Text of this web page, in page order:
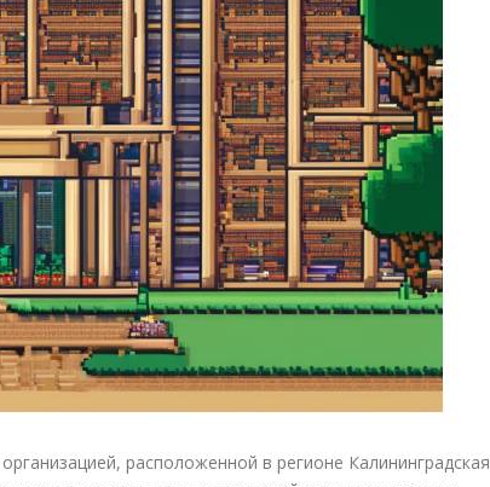
расположенной в регионе Калининградская